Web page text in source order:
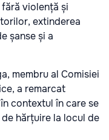
violență și
extinderea
șanse și a
membru al Comisiei
a remarcat
contextul în care se
hărțuire la locul de